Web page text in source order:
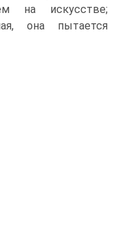
на искусстве;
она пытается